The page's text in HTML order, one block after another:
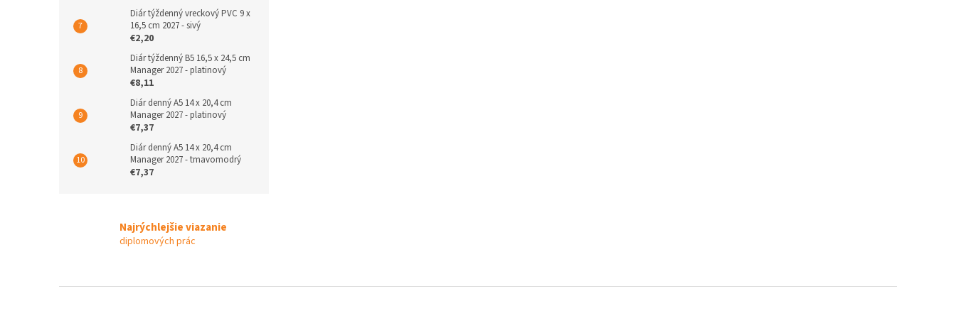
Diár týždenný vreckový PVC 9 x
16,5 cm 2027 - sivý
€2,20
Diár týždenný B5 16,5 x 24,5 cm
Manager 2027 - platinový
€8,11
Diár denný A5 14 x 20,4 cm
Manager 2027 - platinový
€7,37
Diár denný A5 14 x 20,4 cm
Manager 2027 - tmavomodrý
€7,37
Najrýchlejšie viazanie
diplomových prác